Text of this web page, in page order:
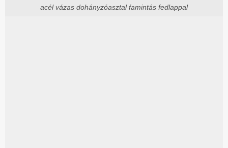
acél vázas dohányzóasztal famintás fedlappal